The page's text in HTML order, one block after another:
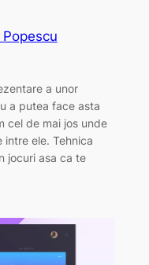
Popescu
a unor
a putea face asta
cel de mai jos unde
ele. Tehnica
jocuri asa ca te